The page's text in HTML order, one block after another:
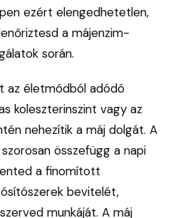
ezért elengedhetetlen,
a májenzim-
során.
az életmódból adódó
koleszterinszint vagy az
nehezítik a máj dolgát. A
összefügg a napi
a finomított
bevitelét,
munkáját. A máj